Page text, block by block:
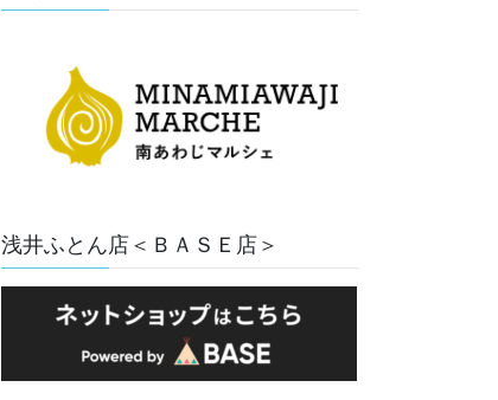
浅井ふとん店＜ＢＡＳＥ店＞